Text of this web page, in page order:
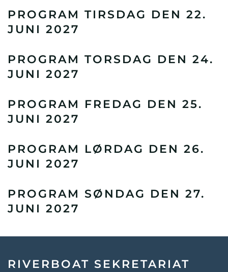
PROGRAM TIRSDAG DEN 22.
JUNI 2027
PROGRAM TORSDAG DEN 24.
JUNI 2027
PROGRAM FREDAG DEN 25.
JUNI 2027
PROGRAM LØRDAG DEN 26.
JUNI 2027
PROGRAM SØNDAG DEN 27.
JUNI 2027
RIVERBOAT SEKRETARIAT